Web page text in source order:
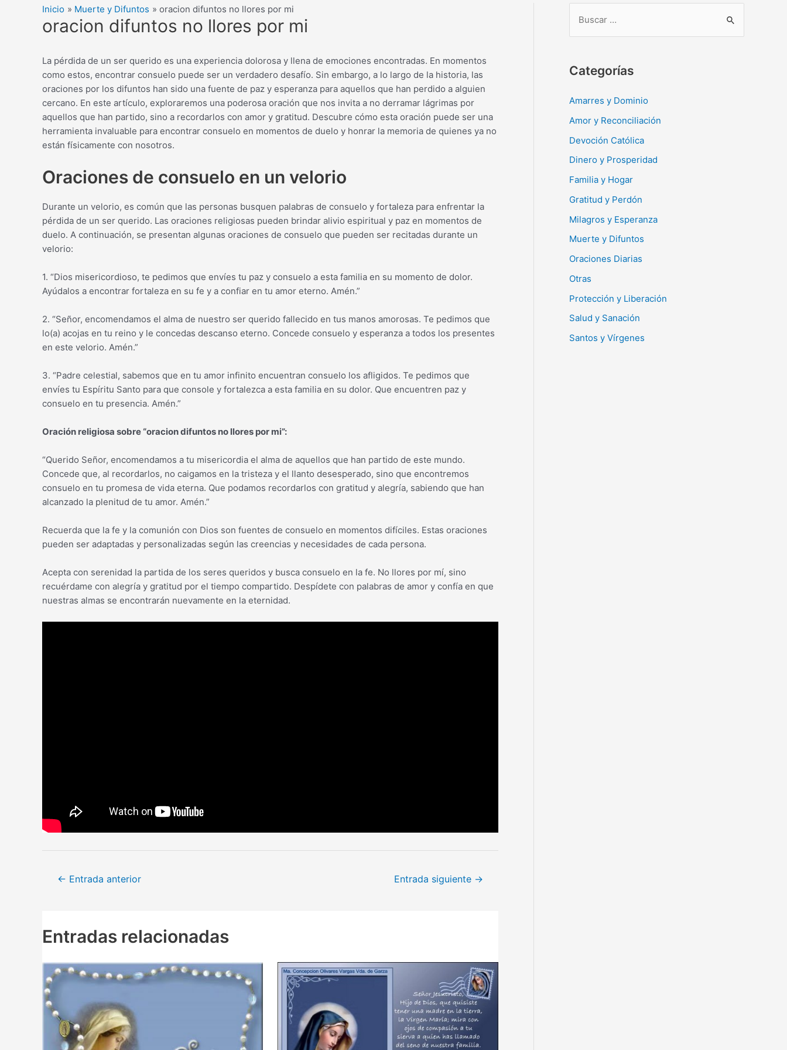
Inicio Muerte y Difuntos oracion difuntos no llores por mi
oracion difuntos no llores por mi
La pérdida de un ser querido es una experiencia dolorosa y llena de emociones encontradas. En momentos
como estos, encontrar consuelo puede ser un verdadero desafío. Sin embargo, a lo largo de la historia, las
oraciones por los difuntos han sido una fuente de paz y esperanza para aquellos que han perdido a alguien
cercano. En este artículo, exploraremos una poderosa oración que nos invita a no derramar lágrimas por
aquellos que han partido, sino a recordarlos con amor y gratitud. Descubre cómo esta oración puede ser una
herramienta invaluable para encontrar consuelo en momentos de duelo y honrar la memoria de quienes ya no
están físicamente con nosotros.
Oraciones de consuelo en un velorio
Durante un velorio, es común que las personas busquen palabras de consuelo y fortaleza para enfrentar la
pérdida de un ser querido. Las oraciones religiosas pueden brindar alivio espiritual y paz en momentos de
duelo. A continuación, se presentan algunas oraciones de consuelo que pueden ser recitadas durante un
velorio:
1. “Dios misericordioso, te pedimos que envíes tu paz y consuelo a esta familia en su momento de dolor.
Ayúdalos a encontrar fortaleza en su fe y a confiar en tu amor eterno. Amén.”
2. “Señor, encomendamos el alma de nuestro ser querido fallecido en tus manos amorosas. Te pedimos que
lo(a) acojas en tu reino y le concedas descanso eterno. Concede consuelo y esperanza a todos los presentes
en este velorio. Amén.”
3. “Padre celestial, sabemos que en tu amor infinito encuentran consuelo los afligidos. Te pedimos que
envíes tu Espíritu Santo para que console y fortalezca a esta familia en su dolor. Que encuentren paz y
consuelo en tu presencia. Amén.”
Oración religiosa sobre “oracion difuntos no llores por mi”:
“Querido Señor, encomendamos a tu misericordia el alma de aquellos que han partido de este mundo.
Concede que, al recordarlos, no caigamos en la tristeza y el llanto desesperado, sino que encontremos
consuelo en tu promesa de vida eterna. Que podamos recordarlos con gratitud y alegría, sabiendo que han
alcanzado la plenitud de tu amor. Amén.”
Recuerda que la fe y la comunión con Dios son fuentes de consuelo en momentos difíciles. Estas oraciones
pueden ser adaptadas y personalizadas según las creencias y necesidades de cada persona.
Acepta con serenidad la partida de los seres queridos y busca consuelo en la fe. No llores por mí, sino
recuérdame con alegría y gratitud por el tiempo compartido. Despídete con palabras de amor y confía en que
nuestras almas se encontrarán nuevamente en la eternidad.
Navegación
← Entrada anterior Entrada siguiente →
Entradas relacionadas
c
r
Categorías
Amarres y Dominio
Amor y Reconciliación
Devoción Católica
Dinero y Prosperidad
Familia y Hogar
Gratitud y Perdón
Milagros y Esperanza
Muerte y Difuntos
Oraciones Diarias
Otras
Protección y Liberación
Salud y Sanación
Santos y Vírgenes